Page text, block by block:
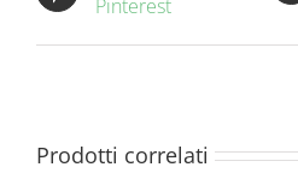
Pinterest
Prodotti correlati